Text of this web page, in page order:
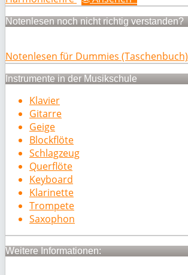
Notenlesen noch nicht richtig verstanden?
Notenlesen für Dummies (Taschenbuch)
Instrumente in der Musikschule
Klavier
Gitarre
Geige
Blockflöte
Schlagzeug
Querflöte
Keyboard
Klarinette
Trompete
Saxophon
Weitere Informationen: